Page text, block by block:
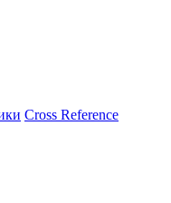
Сross Reference